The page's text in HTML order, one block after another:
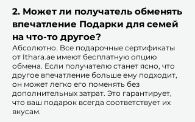
2. Может ли получатель обменять
впечатление Подарки для семей
на что-то другое?
Абсолютно. Все подарочные сертификаты
от Ithara.ae имеют бесплатную опцию
обмена. Если получателю станет ясно, что
другое впечатление больше ему подходит,
он может легко его поменять без
дополнительных затрат. Это гарантирует,
что ваш подарок всегда соответствует их
вкусам.